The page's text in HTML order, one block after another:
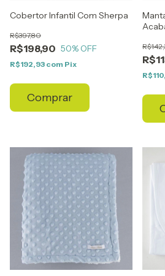
Cobertor Infantil Com Sherpa
R$198,90
R$397,80
50% OFF
R$192,93 com Pix
Comprar